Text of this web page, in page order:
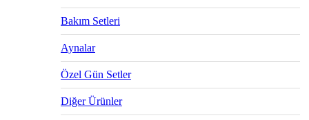
Bakım Setleri
Aynalar
Özel Gün Setler
Diğer Ürünler